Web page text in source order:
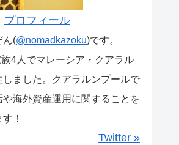
プロフィール
ん(@nomadkazoku)です。
4人でマレーシア・クアラル
しました。クアラルンプールで
海外資産運用に関することを
！
Twitter »